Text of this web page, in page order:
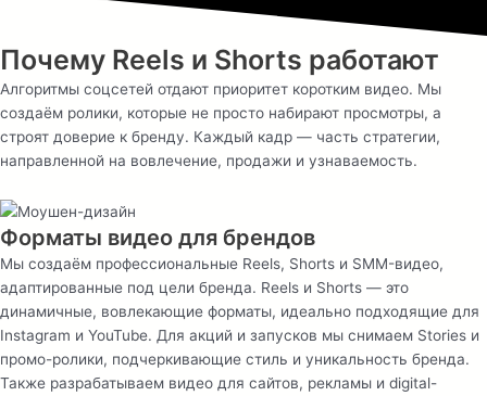
Почему Reels и Shorts работают
Алгоритмы соцсетей отдают приоритет коротким видео. Мы
создаём ролики, которые не просто набирают просмотры, а
строят доверие к бренду. Каждый кадр — часть стратегии,
направленной на вовлечение, продажи и узнаваемость.
Форматы видео для брендов
Мы создаём профессиональные Reels, Shorts и SMM-видео,
адаптированные под цели бренда. Reels и Shorts — это
динамичные, вовлекающие форматы, идеально подходящие для
Instagram и YouTube. Для акций и запусков мы снимаем Stories и
промо-ролики, подчеркивающие стиль и уникальность бренда.
Также разрабатываем видео для сайтов, рекламы и digital-